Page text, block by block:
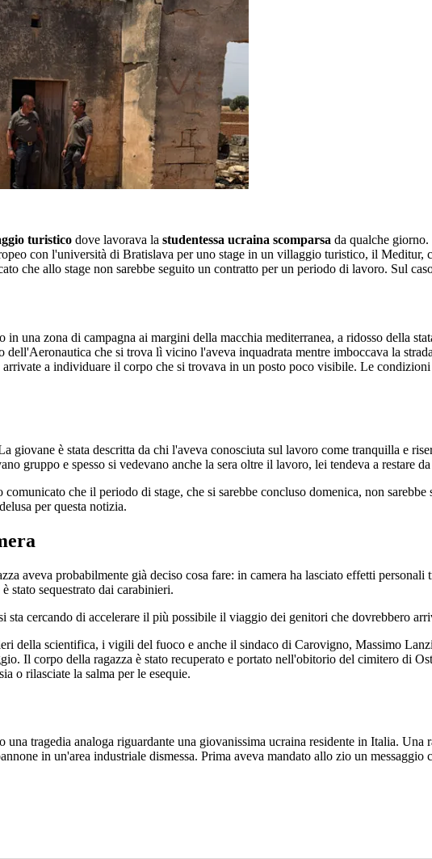
turistico dove lavorava la studentessa ucraina scomparsa da qualche
con l'università di Bratislava per uno stage in un villaggio turistico, il Meditur,
che allo stage non sarebbe seguito un contratto per un periodo di lavoro. Sul
una zona di campagna ai margini della macchia mediterranea, a ridosso della
che si trova lì vicino l'aveva inquadrata mentre imboccava la
a individuare il corpo che si trovava in un posto poco visibile. Le
giovane è stata descritta da chi l'aveva conosciuta sul lavoro come tranquilla e
gruppo e spesso si vedevano anche la sera oltre il lavoro, lei tendeva a restare da
che il periodo di stage, che si sarebbe concluso domenica, non
per questa notizia.
aveva probabilmente già deciso cosa fare: in camera ha lasciato effetti
stato sequestrato dai carabinieri.
sta cercando di accelerare il più possibile il viaggio dei genitori che dovrebbero
della scientifica, i vigili del fuoco e anche il sindaco di Carovigno, Massimo
Il corpo della ragazza è stato recuperato e portato nell'obitorio del cimitero di
o rilasciate la salma per le esequie.
tragedia analoga riguardante una giovanissima ucraina residente in Italia.
in un'area industriale dismessa. Prima aveva mandato allo zio un